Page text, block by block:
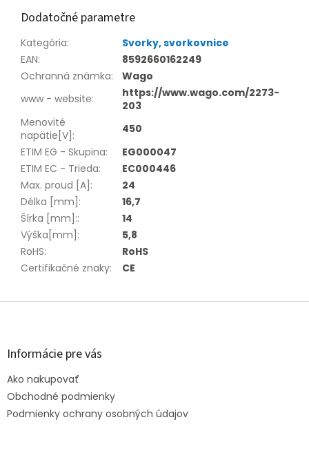
Dodatočné parametre
Kategória:
Svorky, svorkovnice
EAN:
8592660162249
Ochranná známka:
Wago
www - website:
https://www.wago.com/2273-
203
Menovité
napätie[V] :
450
ETIM EG - Skupina:
EG000047
ETIM EC - Trieda:
EC000446
Max. proud [A] :
24
Délka [mm] :
16,7
Šírka [mm]::
14
Výška[mm] :
5,8
RoHS:
RoHS
Certifikačné znaky: CE
Z
Informácie pre vás
Ako nakupovať
Obchodné podmienky
Podmienky ochrany osobných údajov